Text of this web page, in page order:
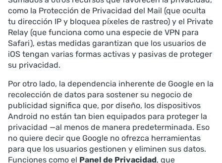
como la Protección de Privacidad del Mail (que oculta
tu dirección IP y bloquea píxeles de rastreo) y el Private
Relay (que funciona como una especie de VPN para
Safari), estas medidas garantizan que los usuarios de
iOS tengan varias formas activas y pasivas de proteger
su privacidad.
Por otro lado, la dependencia inherente de Google en la
recolección de datos para sostener su negocio de
publicidad significa que, por diseño, los dispositivos
Android no están tan bien equipados para proteger la
privacidad —al menos de manera predeterminada. Eso
no quiere decir que Google no ofrezca herramientas
para que los usuarios gestionen y eliminen sus datos.
Funciones como el Panel de Privacidad, que